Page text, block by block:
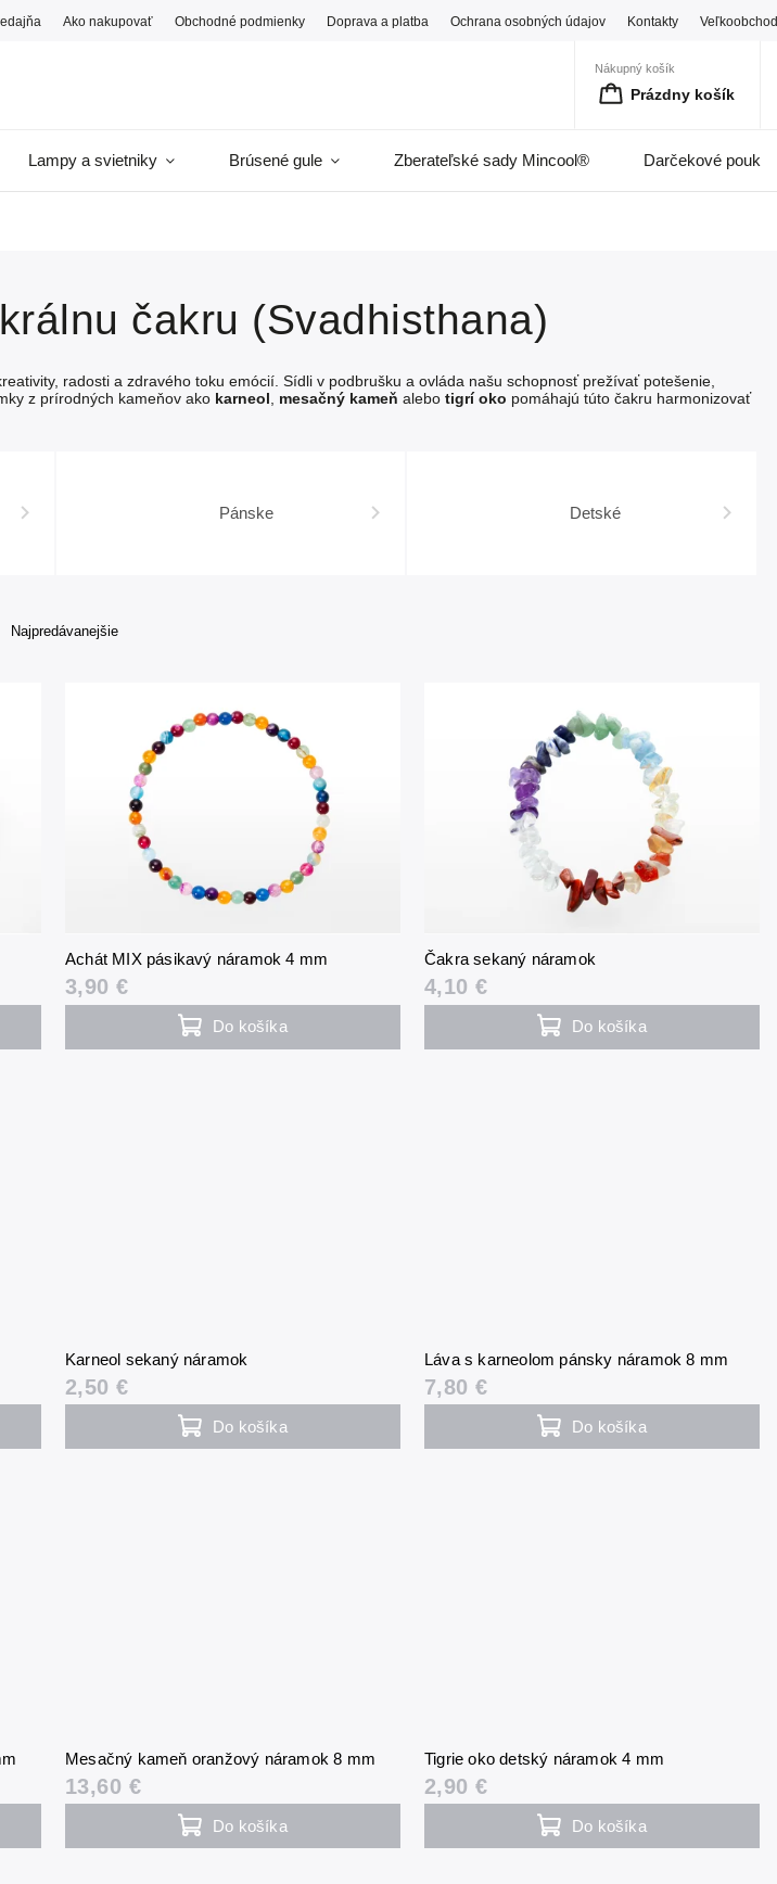
Ako nakupovať Obchodné podmienky Doprava a platba Ochrana osobných údajov Kontakty
Nákupný košík
Prázdny košík
Lampy a svietniky Brúsené gule Zberateľské sady Mincool® Darčekové
čakru (Svadhisthana)
radosti a zdravého toku emócií. Sídli v podbrušku a ovláda našu schopnosť prežívať potešenie,
z prírodných kameňov ako karneol mesačný kameň alebo tigrí oko pomáhajú túto čakru harmonizovať
Pánske Detské
Najpredávanejšie
Achát MIX pásikavý náramok 4 mm
3,90 €
Do košíka
Čakra sekaný náramok
4,10 €
Do košíka
Karneol sekaný náramok
2,50 €
Do košíka
Láva s karneolom pánsky náramok 8 mm
7,80 €
Do košíka
Mesačný kameň oranžový náramok 8 mm
13,60 €
Do košíka
Tigrie oko detský náramok 4 mm
2,90 €
Do košíka